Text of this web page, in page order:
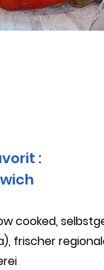
:
cooked,
frischer